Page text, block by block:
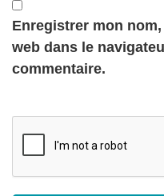
Enregistrer mon
web dans le
commentaire.